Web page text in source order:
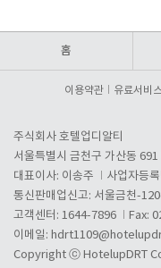
홈
이용약관 유료서비
주식회사 호텔업디알티
서울특별시 금천구 가산동
대표이사: 이송주
사업자등
통신판매업신고: 서울금천-
고객센터: 1644-7896
Fax:
이메일:
Copyright ⓒ HotelupDRT